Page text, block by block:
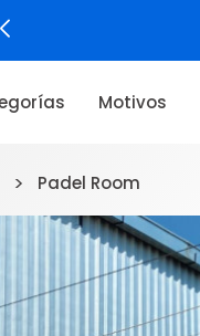
Motivos
Padel Room